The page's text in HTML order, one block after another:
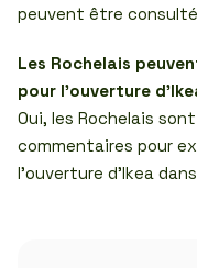
peuvent être
Les Rochelais
pour l’ouverture
Oui, les Rochelais
commentaires pour
l’ouverture d’Ikea